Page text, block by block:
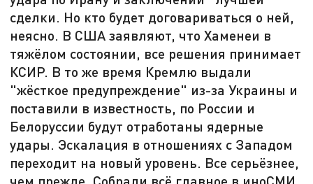
сделки. Но кто будет договариваться о ней,
неясно. В США заявляют, что Хаменеи в
тяжёлом состоянии, все решения принимает
КСИР. В то же время Кремлю выдали
"жёсткое предупреждение" из-за Украины и
поставили в известность, по России и
Белоруссии будут отработаны ядерные
удары. Эскалация в отношениях с Западом
переходит на новый уровень. Все серьёзнее,
чем прежде. Собрали всё главное в иноСМИ